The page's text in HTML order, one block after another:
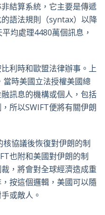
結算系統，它主要是傳遞
語法規則（syntax）以降
均處理4480萬個訊息，
利時和歐盟法律辦事。上
時美國立法授權美國總
訊息的機構或個人，包括
所以SWIFT便將有關伊朗
協議後恢復對伊朗的制
也附和美國對伊朗的制
，將會對全球經濟造成重
按這個邏輯，美國可以隨
或敵人。